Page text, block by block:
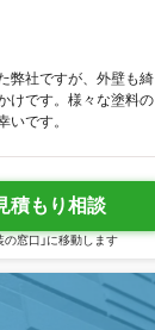
弊社ですが、外壁も綺
けです。様々な塗料の
です。
積もり相談
窓口」に移動します